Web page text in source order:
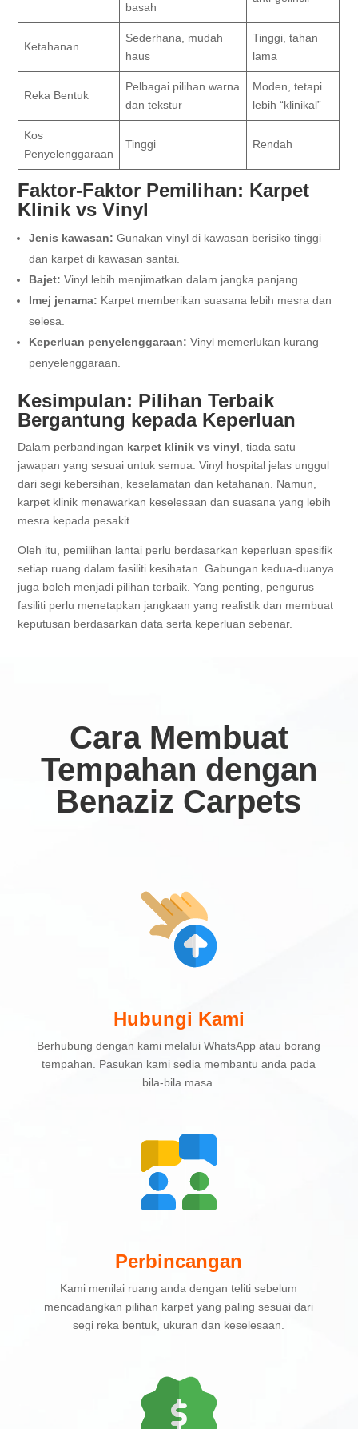
basah
Ketahanan
Sederhana, mudah
haus
Tinggi, tahan
lama
Reka Bentuk
Pelbagai pilihan warna
dan tekstur
Moden, tetapi
lebih “klinikal”
Kos
Penyelenggaraan
Tinggi Rendah
Faktor-Faktor Pemilihan: Karpet
Klinik vs Vinyl
Jenis kawasan: Gunakan vinyl di kawasan berisiko tinggi
dan karpet di kawasan santai.
Bajet: Vinyl lebih menjimatkan dalam jangka panjang.
Imej jenama: Karpet memberikan suasana lebih mesra dan
selesa.
Keperluan penyelenggaraan: Vinyl memerlukan kurang
penyelenggaraan.
Kesimpulan: Pilihan Terbaik
Bergantung kepada Keperluan
Dalam perbandingan karpet klinik vs vinyl , tiada satu
jawapan yang sesuai untuk semua. Vinyl hospital jelas unggul
dari segi kebersihan, keselamatan dan ketahanan. Namun,
karpet klinik menawarkan keselesaan dan suasana yang lebih
mesra kepada pesakit.
Oleh itu, pemilihan lantai perlu berdasarkan keperluan spesifik
setiap ruang dalam fasiliti kesihatan. Gabungan kedua-duanya
juga boleh menjadi pilihan terbaik. Yang penting, pengurus
fasiliti perlu menetapkan jangkaan yang realistik dan membuat
keputusan berdasarkan data serta keperluan sebenar.
Cara Membuat
Tempahan dengan
Benaziz Carpets
Hubungi Kami
Berhubung dengan kami melalui WhatsApp atau borang
tempahan. Pasukan kami sedia membantu anda pada
bila-bila masa.
Perbincangan
Kami menilai ruang anda dengan teliti sebelum
mencadangkan pilihan karpet yang paling sesuai dari
segi reka bentuk, ukuran dan keselesaan.